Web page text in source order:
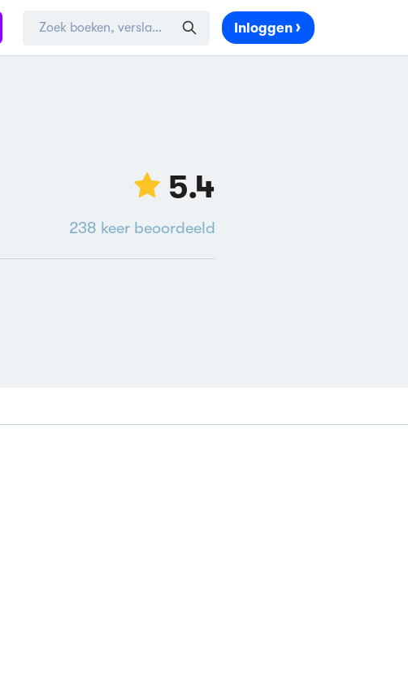
Inloggen
5.4
238 keer beoordeeld